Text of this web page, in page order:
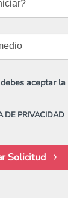
aceptar la
DE PRIVACIDAD
Solicitud